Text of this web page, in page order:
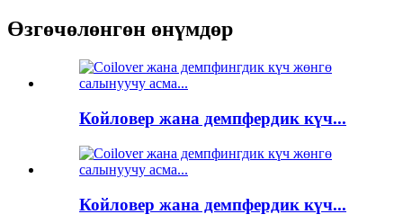
Өзгөчөлөнгөн өнүмдөр
Койловер жана демпфердик күч...
Койловер жана демпфердик күч...